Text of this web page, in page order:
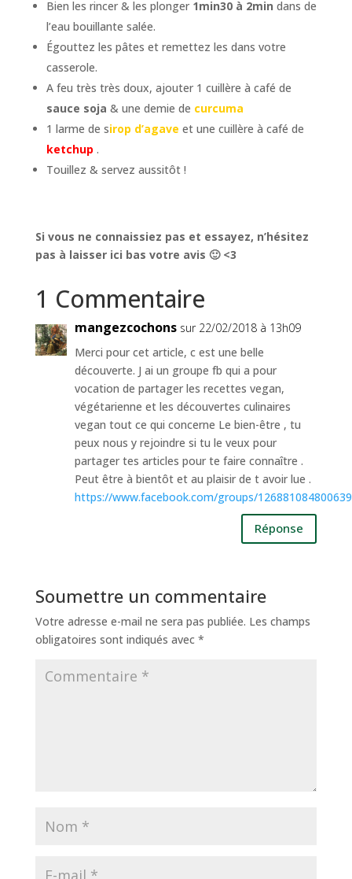
Bien les rincer & les plonger 1min30 à 2min dans de
l’eau bouillante salée.
Égouttez les pâtes et remettez les dans votre
casserole.
A feu très très doux, ajouter 1 cuillère à café de
sauce soja & une demie de curcuma
1 larme de sirop d’agave et une cuillère à café de
ketchup .
Touillez & servez aussitôt !
Si vous ne connaissiez pas et essayez, n’hésitez
pas à laisser ici bas votre avis 🙂 <3
1 Commentaire
mangezcochons sur 22/02/2018 à 13h09
Merci pour cet article, c est une belle
découverte. J ai un groupe fb qui a pour
vocation de partager les recettes vegan,
végétarienne et les découvertes culinaires
vegan tout ce qui concerne Le bien-être , tu
peux nous y rejoindre si tu le veux pour
partager tes articles pour te faire connaître .
Peut être à bientôt et au plaisir de t avoir lue .
https://www.facebook.com/groups/
Réponse
Soumettre un commentaire
Votre adresse e-mail ne sera pas publiée. Les champs
obligatoires sont indiqués avec *